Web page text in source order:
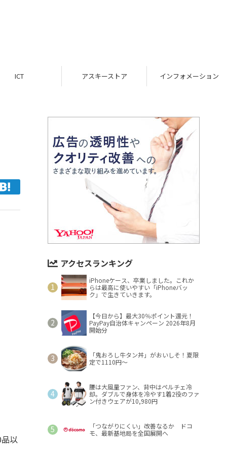
ICT アスキーストア インフォメーション
以
アクセスランキング
iPhoneケース、卒業しました。これか
らは最高に使いやすい「iPhoneバッ
ク」で生きていきます。
【今日から】最大30％ポイント還元！
PayPay自治体キャンペーン 2026年8月
開始分
「鬼おろし牛タン丼」がおいしそ！夏限
定で1110円～
腰は大風量ファン、背中はペルチェ冷
却。ダブルで身体を冷やす1着2役のファ
ン付きウェアが10,980円
「つながりにくい」改善なるか ドコ
モ、最新基地局を全国展開へ